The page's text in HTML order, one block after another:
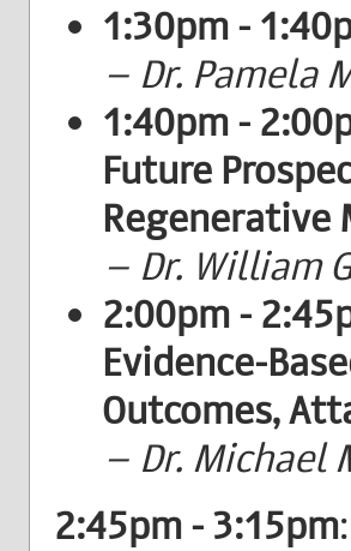
1:30pm -
– Dr. Pamela
1:40pm -
Future
Regenerative
– Dr. William
2:00pm -
Evidence-
Outcomes,
– Dr. Michael
2:45pm - 3:15pm